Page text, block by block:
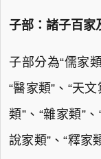
子部：諸子百家
子部分為“儒家
“醫家類”、“天
類”、“雜家類”
說家類”、“釋家